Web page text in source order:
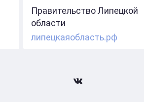
Правительство Липецкой
области
липецкаяобласть.рф